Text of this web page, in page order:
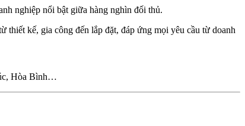
nghiệp nổi bật giữa hàng nghìn đối thủ.
thiết kế, gia công đến lắp đặt, đáp ứng mọi yêu cầu từ doanh
Hòa Bình…